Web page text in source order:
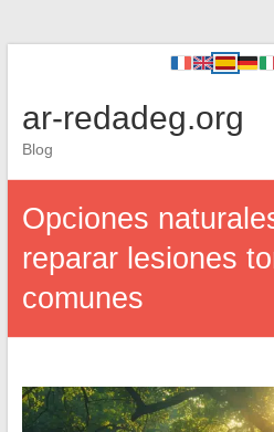
ar-redadeg.org
Blog
Opciones
reparar lesiones
comunes